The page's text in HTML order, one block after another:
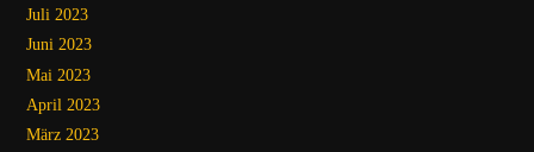
Juli 2023
Juni 2023
Mai 2023
April 2023
März 2023